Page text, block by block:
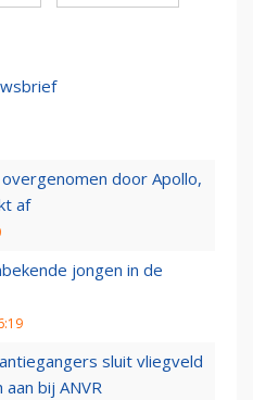
door Apollo,
af
jongen in de
sluit vliegveld
bij ANVR